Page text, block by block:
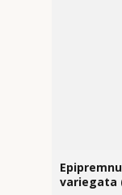
variegata